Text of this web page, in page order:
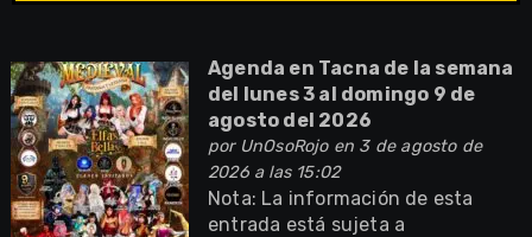
Agenda en Tacna de la semana
del lunes 3 al domingo 9 de
agosto del 2026
por UnOsoRojoen 3 de agosto de
2026 a las 15:02
Nota: La información de esta
entrada está sujeta a